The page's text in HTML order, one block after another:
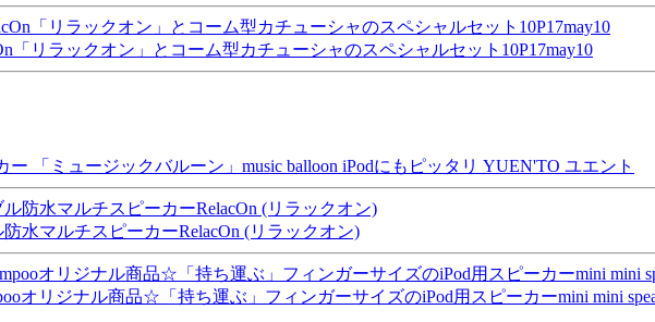
リラックオン」とコーム型カチューシャのスペシャルセット10P17may10
「ミュージックバルーン」music balloon iPodにもピッタリ YUEN'TO ユエント
水マルチスピーカーRelacOn (リラックオン)
オリジナル商品☆「持ち運ぶ」フィンガーサイズのiPod用スピーカーmini mini